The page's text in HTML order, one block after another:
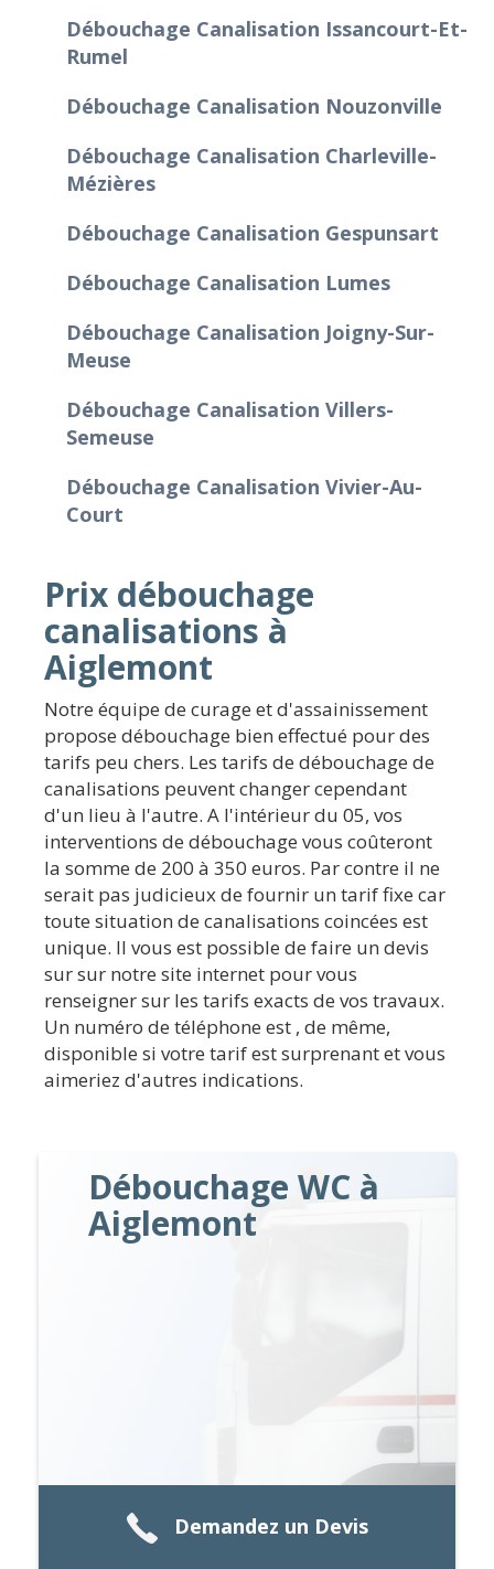
Débouchage Canalisation Issancourt-Et-
Rumel
Débouchage Canalisation Nouzonville
Débouchage Canalisation Charleville-
Mézières
Débouchage Canalisation Gespunsart
Débouchage Canalisation Lumes
Débouchage Canalisation Joigny-Sur-
Meuse
Débouchage Canalisation Villers-
Semeuse
Débouchage Canalisation Vivier-Au-
Court
Prix débouchage
canalisations à
Aiglemont
Notre équipe de curage et d'assainissement
propose débouchage bien effectué pour des
tarifs peu chers. Les tarifs de débouchage de
canalisations peuvent changer cependant
d'un lieu à l'autre. A l'intérieur du 05, vos
interventions de débouchage vous coûteront
la somme de 200 à 350 euros. Par contre il ne
serait pas judicieux de fournir un tarif fixe car
toute situation de canalisations coincées est
unique. Il vous est possible de faire un devis
sur sur notre site internet pour vous
renseigner sur les tarifs exacts de vos travaux.
Un numéro de téléphone est , de même,
disponible si votre tarif est surprenant et vous
aimeriez d'autres indications.
Débouchage WC à
Aiglemont
Demandez un Devis